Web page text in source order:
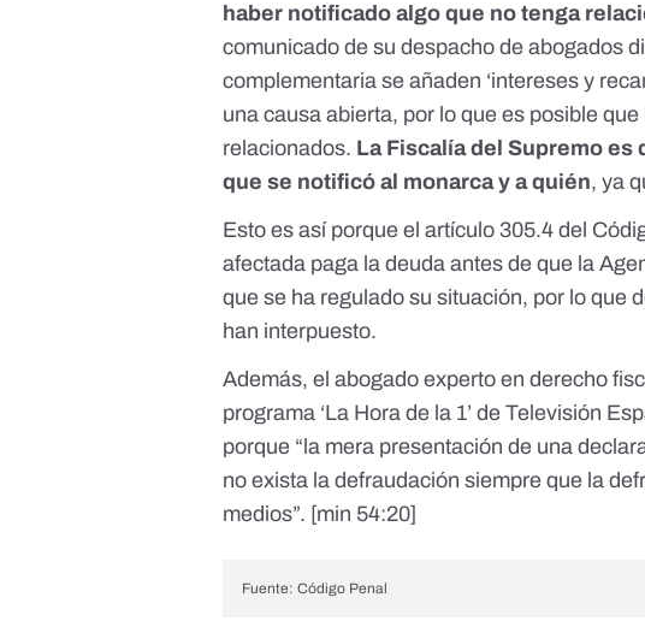
haber notificado algo que no tenga
comunicado de su despacho de abogados
complementaria se añaden ‘intereses y
una causa abierta, por lo que es posible
relacionados. La Fiscalía del Supremo
que se notificó al monarca y a quién, ya
Esto es así porqueel artículo 305.4 del
afectada paga la deuda antes de que la
que se ha regulado su situación, por lo que
han interpuesto.
Además, el abogado experto en derecho
programa ‘La Hora de la 1’ de Televisión
porque “la mera presentación de una
no exista la defraudación siempre que la
medios”. [min 54:20]
Fuente:Código Penal